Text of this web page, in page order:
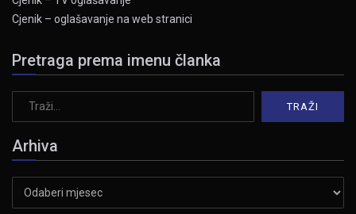
Cjenik – oglašavanje na web stranici
Pretraga prema imenu članka
Arhiva